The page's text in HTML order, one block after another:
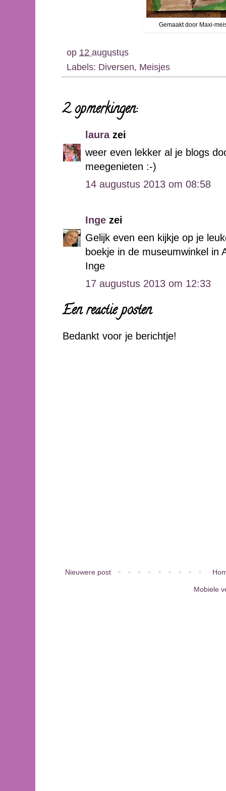
Gemaakt door Maxi-
op 12 augustus
Labels: Diversen, Meisjes
2 opmerkingen:
laurazei
weer even lekker al je blogs
meegenieten :-)
14 augustus 2013 om 08:58
Inge zei
Gelijk even een kijkje op je
boekje in de museumwinkel in
Inge
17 augustus 2013 om 12:33
Een reactie posten
Bedankt voor je berichtje!
Nieuwere post
Mobiele